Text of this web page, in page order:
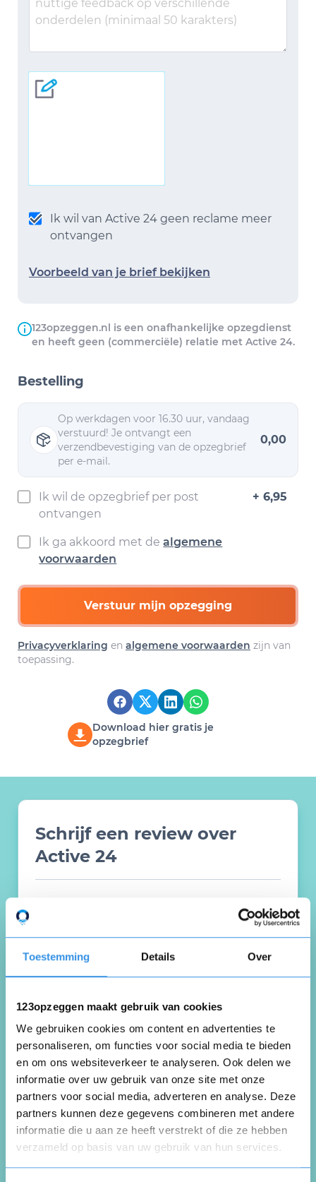
Toestemming Details Over
123opzeggen maakt gebruik van cookies
We gebruiken cookies om content en advertenties te
personaliseren, om functies voor social media te bieden
en om ons websiteverkeer te analyseren. Ook delen we
informatie over uw gebruik van onze site met onze
partners voor social media, adverteren en analyse. Deze
partners kunnen deze gegevens combineren met andere
informatie die u aan ze heeft verstrekt of die ze hebben
verzameld op basis van uw gebruik van hun services.
Ik wil van Active 24 geen reclame meer
ontvangen
Voorbeeld van je brief bekijken
123opzeggen.nl is een onafhankelijke opzegdienst
en heeft geen (commerciële) relatie met Active 24.
Bestelling
Op werkdagen voor 16.30 uur, vandaag
verstuurd! Je ontvangt een
verzendbevestiging van de opzegbrief
per e-mail.
0,00
Ik wil de opzegbrief per post
ontvangen
+ 6,95
Ik ga akkoord met dealgemene
voorwaarden
Verstuur mijn opzegging
Privacyverklaring en algemene voorwaarden zijn van
toepassing.
Download hier gratis je
opzegbrief
Schrijf een review over
Active 24
Beoordeel je ervaring *